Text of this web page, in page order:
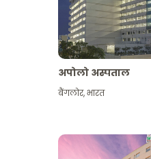
अपोलो अस्पताल
बैंगलोर,भारत